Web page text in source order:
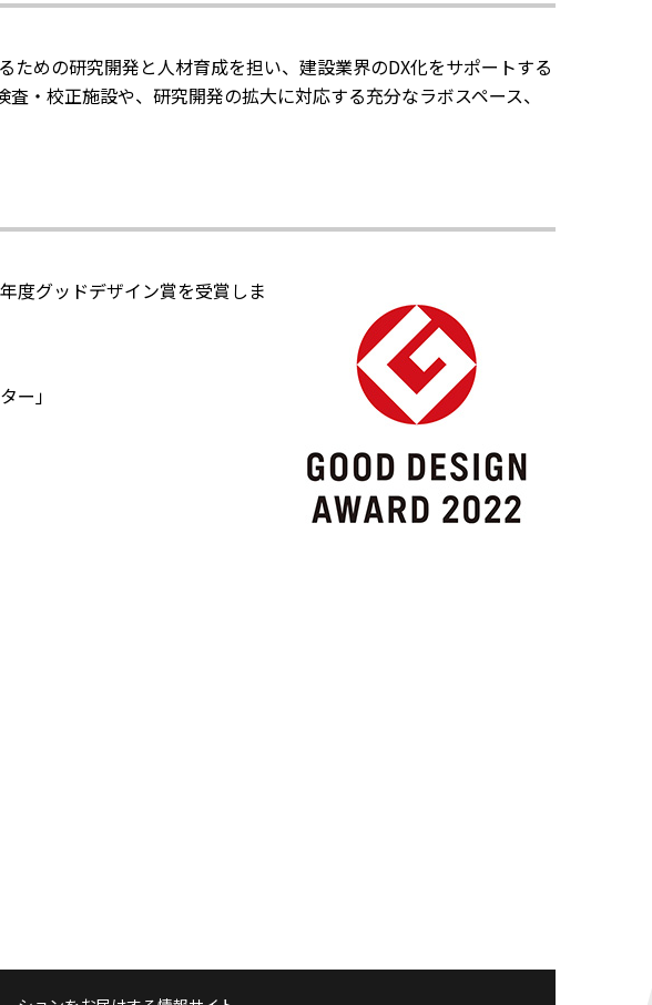
めの研究開発と人材育成を担い、建設業界のDX化をサポートする
・校正施設や、研究開発の拡大に対応する充分なラボスペース、
度グッドデザイン賞を受賞しま
ー」